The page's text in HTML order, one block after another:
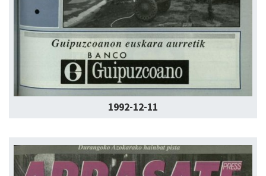
1992-12-11